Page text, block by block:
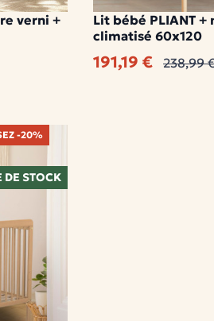
verni +
Lit bébé PLIANT +
climatisé 60x120
191,19 € 238,99
-20%
DE STOCK